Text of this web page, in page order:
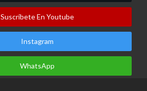
Suscribete En Youtube
Instagram
WhatsApp